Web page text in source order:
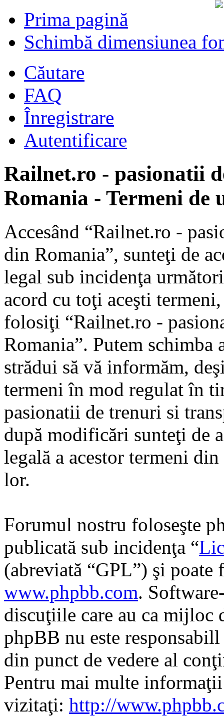
Prima pagină
Schimbă dimensiunea
Căutare
FAQ
Înregistrare
Autentificare
Railnet.ro - pasionatii
Romania - Termeni de
Accesând “Railnet.ro -
din Romania”, sunteţi de
legal sub incidenţa
acord cu toţi aceşti
folosiţi “Railnet.ro -
Romania”. Putem
strădui să vă informăm,
termeni în mod regulat în
pasionatii de trenuri si
după modificări sunteţi de
legală a acestor termeni
lor.
Forumul nostru foloseşte
publicată sub incidenţa “
(abreviată “GPL”) şi poate
www.phpbb.com.
discuţiile care au ca mijloc
phpBB nu este
din punct de vedere al
Pentru mai multe
vizitaţi: http://